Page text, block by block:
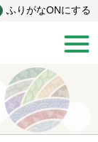
ふりがなONにする